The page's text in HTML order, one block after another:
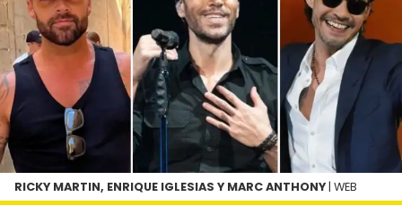
RICKY MARTIN, ENRIQUE IGLESIAS Y MARC ANTHONY| WEB